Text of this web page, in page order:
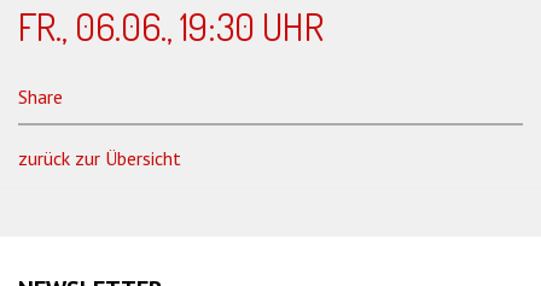
FR., 06.06., 19:30 UHR
Share
zurück zur Übersicht